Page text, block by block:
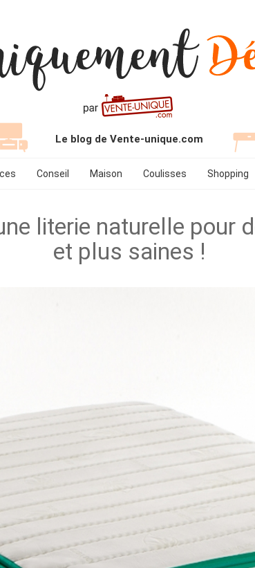
Le blog de Vente-unique.com
Conseil Maison Coulisses Shopping
literie naturelle pour
et plus saines !